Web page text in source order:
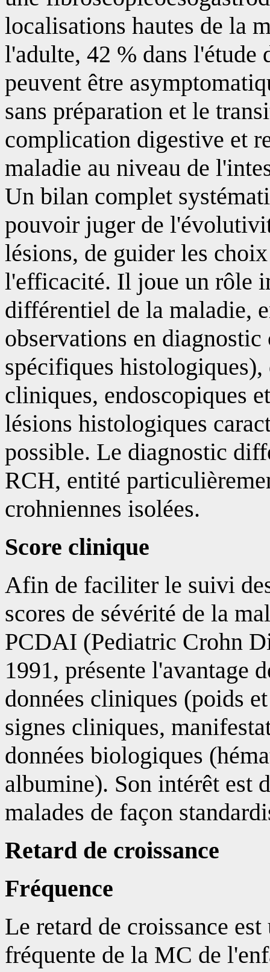
localisations hautes de la
l'adulte, 42 % dans l'étude
peuvent être
sans préparation et le
complication digestive et
maladie au niveau de
Un bilan complet
pouvoir juger de
lésions, de guider les
l'efficacité. Il joue un rôle
différentiel de la maladie,
observations en
spécifiques
cliniques, endoscopiques
lésions histologiques
possible. Le diagnostic
RCH, entité
crohniennes isolées.
Score clinique
Afin de faciliter le suivi
scores de sévérité de la
PCDAI (Pediatric Crohn
1991, présente l'avantage
données cliniques (poids
signes cliniques,
données biologiques
albumine). Son intérêt est
malades de façon
Retard de croissance
Fréquence
Le retard de croissance
fréquente de la MC de